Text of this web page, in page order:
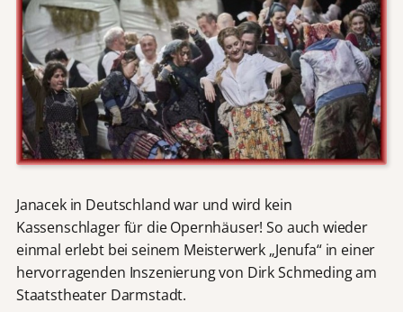
Janacek in Deutschland war und wird kein
Kassenschlager für die Opernhäuser! So auch wieder
einmal erlebt bei seinem Meisterwerk „Jenufa“ in einer
hervorragenden Inszenierung von Dirk Schmeding am
Staatstheater Darmstadt.